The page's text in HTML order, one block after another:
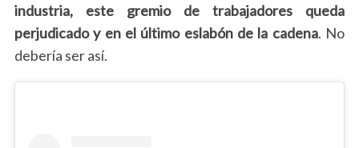
industria, este gremio de trabajadores queda
perjudicado y en el último eslabón de la cadena. No
debería ser así.